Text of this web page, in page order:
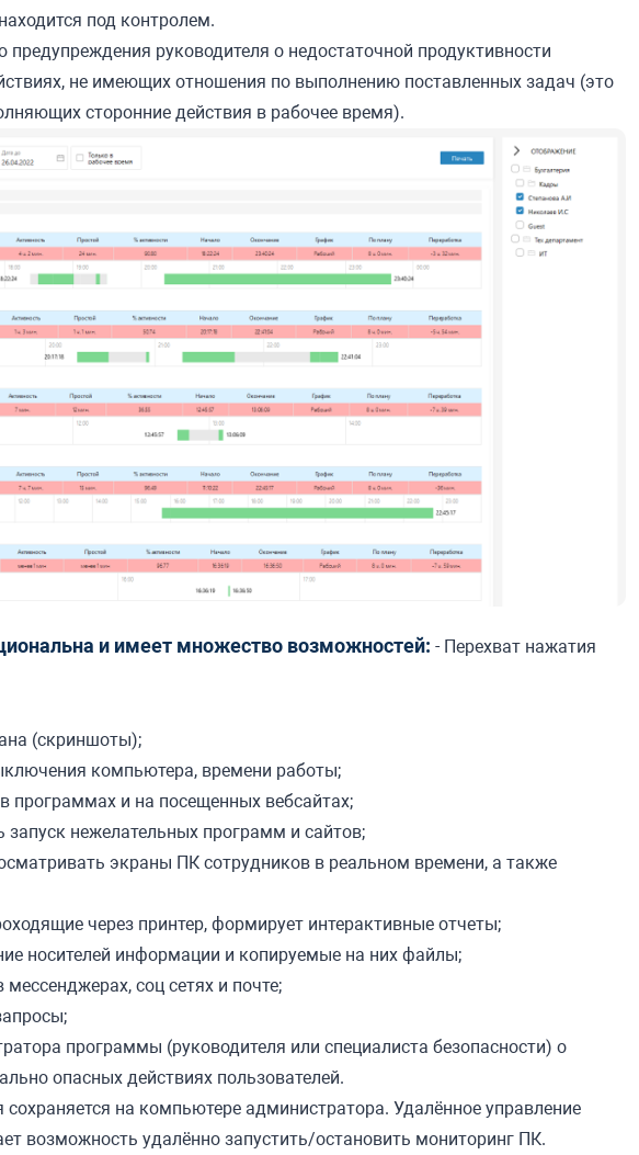
под контролем.
руководителя о недостаточной продуктивности
не имеющих отношения по выполнению поставленных задач (это
сторонние действия в рабочее время).
и имеет множество возможностей: - Перехват нажатия
(скриншоты);
компьютера, времени работы;
программах и на посещенных вебсайтах;
запуск нежелательных программ и сайтов;
экраны ПК сотрудников в реальном времени, а также
через принтер, формирует интерактивные отчеты;
носителей информации и копируемые на них файлы;
соц сетях и почте;
программы (руководителя или специалиста безопасности) о
опасных действиях пользователей.
на компьютере администратора. Удалённое управление
возможность удалённо запустить/остановить мониторинг ПК.